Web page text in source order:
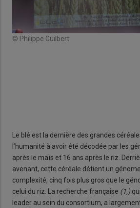
© Philippe Guilbert
Le blé est la dernière des grandes
l’humanité à avoir été décodée par les
après le maïs et 16 ans après le riz.
avenant, cette céréale détient un
complexité, cinq fois plus gros que le
celui du riz. La recherche française (1,)
leader au sein du consortium, a